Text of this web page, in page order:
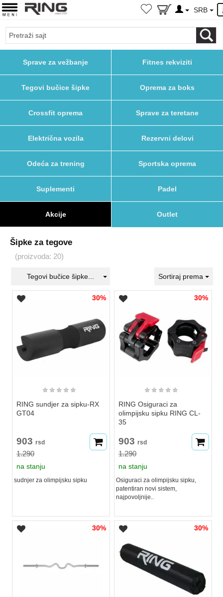
SRB
Sprave za vežbanje Fitnes rekviziti
Tegovi bučice šipke Oprema za boks
Crossfit oprema Sprave za teretane
Električna vozila Rezervni delovi
Odeća za trening Sportska oprema
Suplementi Padel
Akcije Outlet
Šipke za tegove
(proizvoda: 20)
Tegovi bučice šipke... Sortiraj prema
30%
★ ★ ★ ★ ★
RING sundjer za sipku-RX
GT04
903 rsd
1.290
na stanju
sudnjer za olimpijsku sipku
30%
★ ★ ★ ★ ★
RING Osiguraci za
olimpijsku sipku RING CL-
35
903 rsd
1.290
na stanju
Osiguraci za olimpijsku sipku,
patentiran novi sistem,
najpovoljnije..
30% 30%